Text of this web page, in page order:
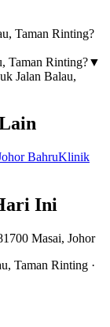
Taman Rinting?
Taman Rinting?▼
Jalan Balau,
BahruKlinik
Ini
Masai, Johor
Taman Rinting ·